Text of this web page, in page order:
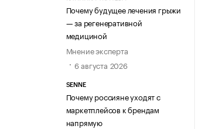
Почему будущее лечения грыжи
— за регенеративной
медициной
Мнение эксперта
6 августа 2026
SENNE
Почему россияне уходят с
маркетплейсов к брендам
напрямую